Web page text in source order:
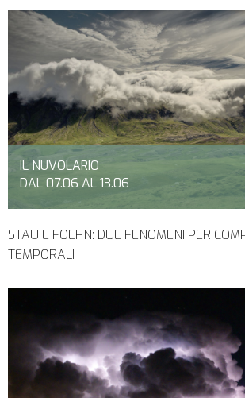
IL NUVOLARIO
DAL 07.06 AL 13.06
STAU E FOEHN: DUE FENOMENI PER
TEMPORALI